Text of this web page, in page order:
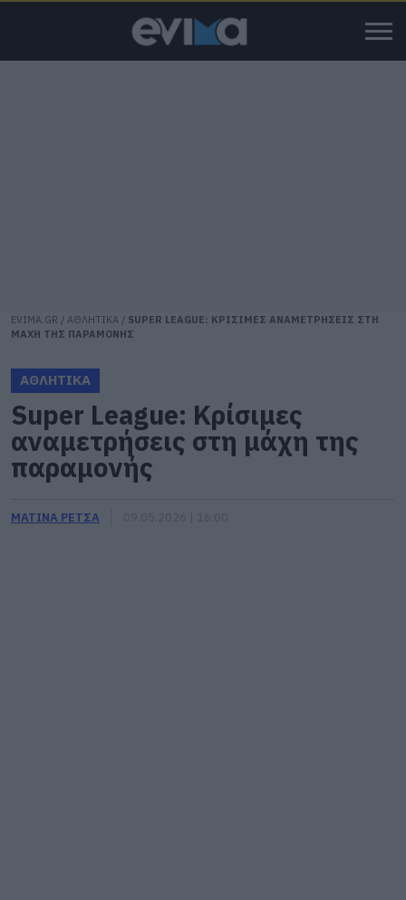
EVIMA.GR / ΑΘΛΗΤΙΚΑ / SUPER LEAGUE: ΚΡΙΣΙΜΕΣ ΑΝΑΜΕΤΡΗΣΕΙΣ ΣΤΗ
ΜΑΧΗ ΤΗΣ ΠΑΡΑΜΟΝΗΣ
ΑΘΛΗΤΙΚΑ
Super League: Κρίσιμες
αναμετρήσεις στη μάχη της
παραμονής
ΜΑΤΙΝΑ ΡΕΤΣΑ